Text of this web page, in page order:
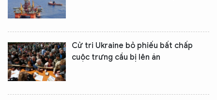
Cử tri Ukraine bỏ phiếu bất chấp
cuộc trưng cầu bị lên án